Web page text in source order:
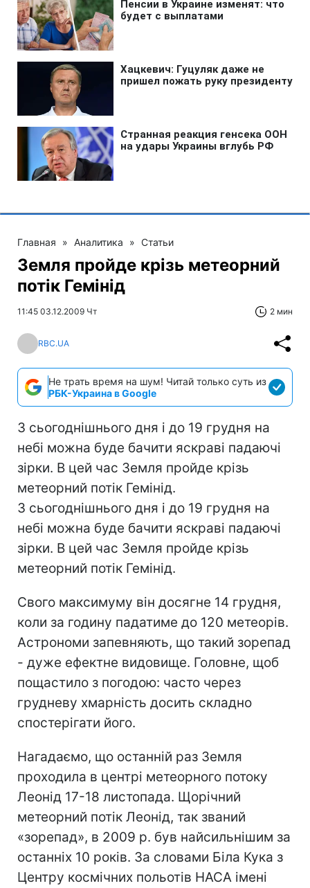
Главная » Аналитика » Статьи
Земля пройде крізь метеорний
потік Гемінід
11:45 03.12.2009 Чт 2 мин
RBC.UA
Не трать время на шум! Читай только суть из
РБК-Украина в Google
З сьогоднішнього дня і до 19 грудня на
небі можна буде бачити яскраві падаючі
зірки. В цей час Земля пройде крізь
метеорний потік Гемінід.
З сьогоднішнього дня і до 19 грудня на
небі можна буде бачити яскраві падаючі
зірки. В цей час Земля пройде крізь
метеорний потік Гемінід.
Свого максимуму він досягне 14 грудня,
коли за годину падатиме до 120 метеорів.
Астрономи запевняють, що такий зорепад
- дуже ефектне видовище. Головне, щоб
пощастило з погодою: часто через
грудневу хмарність досить складно
спостерігати його.
Нагадаємо, що останній раз Земля
проходила в центрі метеорного потоку
Леонід 17-18 листопада. Щорічний
метеорний потік Леонід, так званий
«зорепад», в 2009 р. був найсильнішим за
останніх 10 років. За словами Біла Кука з
Центру космічних польотів НАСА імені